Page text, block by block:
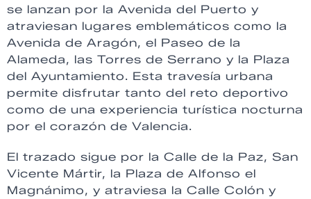
se lanzan por la Avenida del Puerto y
atraviesan lugares emblemáticos como la
Avenida de Aragón, el Paseo de la
Alameda, las Torres de Serrano y la Plaza
del Ayuntamiento. Esta travesía urbana
permite disfrutar tanto del reto deportivo
como de una experiencia turística nocturna
por el corazón de Valencia.
El trazado sigue por la Calle de la Paz, San
Vicente Mártir, la Plaza de Alfonso el
Magnánimo, y atraviesa la Calle Colón y